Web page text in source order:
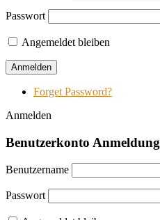
Passwort
Angemeldet bleiben
Forget Password?
Anmelden
Benutzerkonto Anmeldung
Benutzername
Passwort